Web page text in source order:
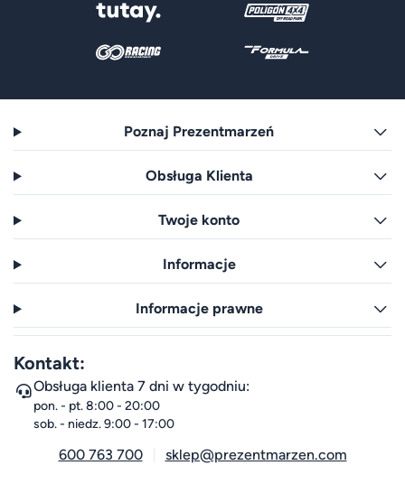
Poznaj Prezentmarzeń
Obsługa Klienta
Twoje konto
Informacje
Informacje prawne
Kontakt:
Obsługa klienta 7 dni w tygodniu:
pon. - pt. 8:00 - 20:00
sob. - niedz. 9:00 - 17:00
600 763 700 sklep@prezentmarzen.com